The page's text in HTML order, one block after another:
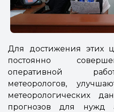
Для достижения этих
постоянно
оперативной
метеорологов,
метеорологических
прогнозов для нужд